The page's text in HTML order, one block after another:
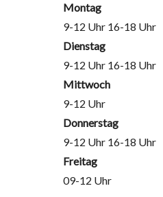
Montag
9-12 Uhr 16-18 Uhr
Dienstag
9-12 Uhr 16-18 Uhr
Mittwoch
9-12 Uhr
Donnerstag
9-12 Uhr 16-18 Uhr
Freitag
09-12 Uhr